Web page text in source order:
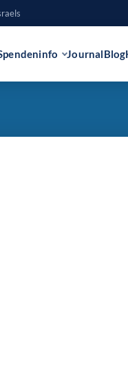
JournalBlog